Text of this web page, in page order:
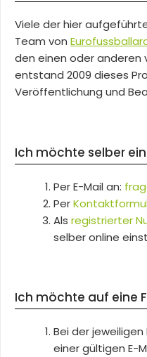
Viele der hier
Team von
den einen oder anderen
entstand 2009 dieses
Veröffentlichung und
Ich möchte selber
Per E-Mail an:
Per
Als registrierter
selber online
Ich möchte auf eine
Bei der
einer gültigen E-